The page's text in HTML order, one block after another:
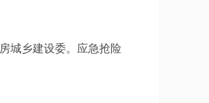
城乡建设委。应急抢险